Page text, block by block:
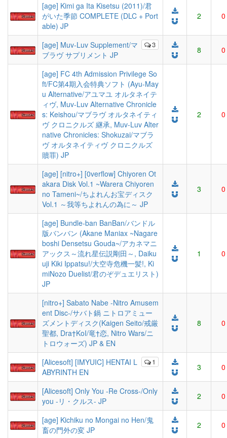
[age] Kimi ga Ita Kisetsu (2011)/君
がいた季節 COMPLETE (DLC + Port
able) JP
2 0
3
[age] Muv-Luv Supplement/マ
ブラヴ サプリメント JP
8 0
[age] FC 4th Admission Privilege So
ft/FC第4期入会特典ソフト (Ayu-May
u Alternative/アユマユ オルタネイテ
ィヴ, Muv-Luv Alternative Chronicle
s: Keishou/マブラヴ オルタネイティ
ヴ クロニクルズ 継承, Muv-Luv Alter
native Chronicles: Shokuzai/マブラ
ヴ オルタネイティヴ クロニクルズ
贖罪) JP
2 0
[age] [nitro+] [0verflow] Chiyoren Ot
akara Disk Vol.1 ~Warera Chiyoren
no Tameni~/ちよれんお宝ディスク
Vol.1 ～我等ちよれんの為に～ JP
3 0
[age] Bundle-ban BanBan/バンドル
版バンバン (Akane Maniax ~Nagare
boshi Densetsu Gouda~/アカネマニ
アックス～流れ星伝説剛田～, Daiku
uji Kiki Ippatsu!/大空寺危機一髪!, Ki
miNozo Duelist/君のぞデュエリスト)
JP
1 0
[nitro+] Sabato Nabe -Nitro Amusem
ent Disc-/サバト鍋 ニトロアミュー
ズメントディスク(Kaigen Seito/戒厳
聖都, Dra†KoI/竜†恋, Nitro Wars/ニ
トロウォーズ) JP & EN
8 0
1
[Alicesoft] [IMYUIC] HENTAI L
ABYRINTH EN
3 0
[Alicesoft] Only You -Re Cross-/Only
you -リ・クルス- JP
2 0
[age] Kichiku no Mongai no Hen/鬼
畜の門外の変 JP
2 0